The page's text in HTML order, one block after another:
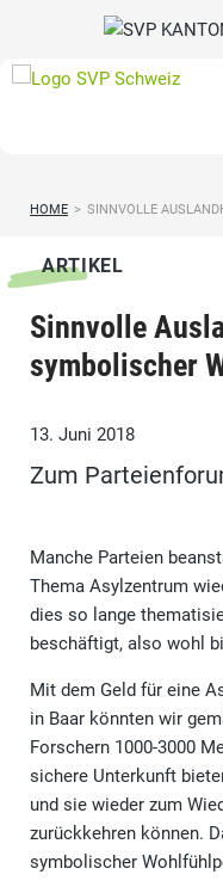
HOME > SINNVOLLE
ARTIKEL
Sinnvolle
symbolischer
13. Juni 2018
Zum
Manche Parteien
Thema Asylzentrum
dies so lange
beschäftigt, also wohl
Mit dem Geld für eine
in Baar könnten wir
Forschern 1000-3000
sichere Unterkunft
und sie wieder zum
zurückkehren können.
symbolischer